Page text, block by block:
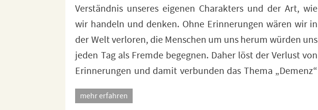
Verständnis unseres eigenen Charakters und der Art, wie
wir handeln und denken. Ohne Erinnerungen wären wir in
der Welt verloren, die Menschen um uns herum würden uns
jeden Tag als Fremde begegnen. Daher löst der Verlust von
Erinnerungen und damit verbunden das Thema „Demenz“
öffentlichen Diskurs zum Thema „Demenz“ anzuregen, hat
die Stiftung Zentrum für Qualität in der Pflege (ZQP)
gemeinsam mit der bundesweit bekannten Fotografin
mehr erfahren